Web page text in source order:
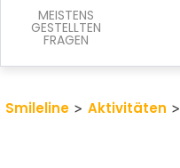
MEISTENS
GESTELLTEN
FRAGEN
Smileline > Aktivitäten >